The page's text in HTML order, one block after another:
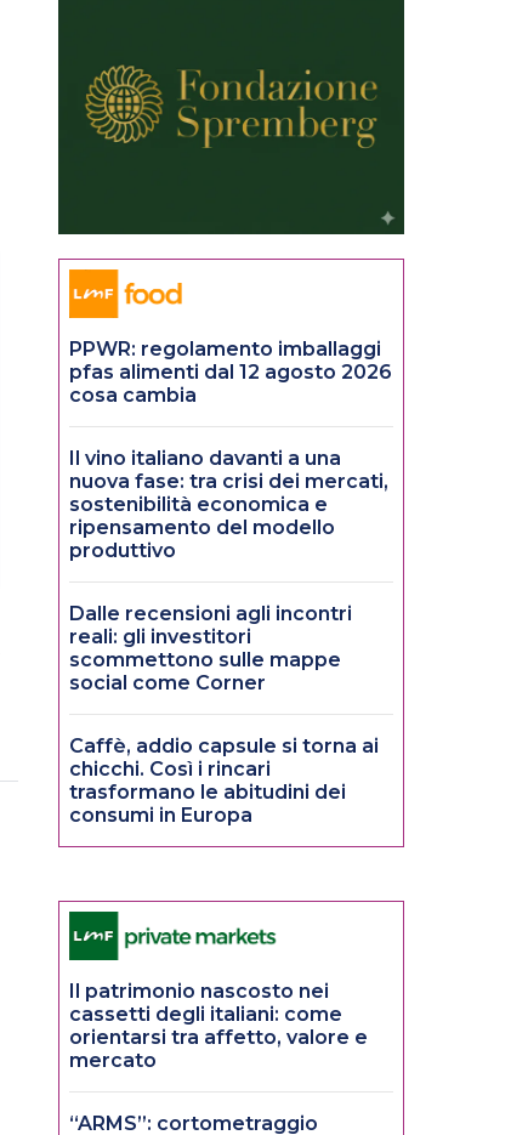
PPWR: regolamento imballaggi
pfas alimenti dal 12 agosto 2026
cosa cambia
Il vino italiano davanti a una
nuova fase: tra crisi dei mercati,
sostenibilità economica e
ripensamento del modello
produttivo
Dalle recensioni agli incontri
reali: gli investitori
scommettono sulle mappe
social come Corner
Caffè, addio capsule si torna ai
chicchi. Così i rincari
trasformano le abitudini dei
consumi in Europa
Il patrimonio nascosto nei
cassetti degli italiani: come
orientarsi tra affetto, valore e
mercato
“ARMS”: cortometraggio